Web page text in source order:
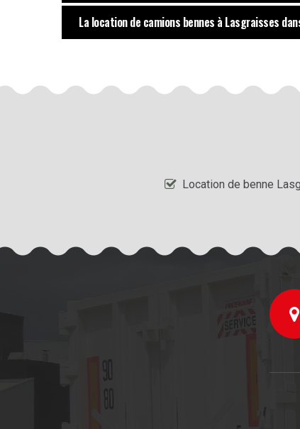
La location de camions bennes à Lasgraisses
Location de benne